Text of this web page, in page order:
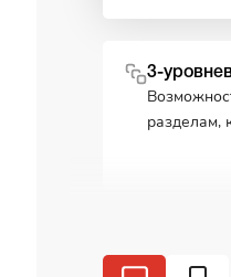
3-
разделам,
Текст доп 1